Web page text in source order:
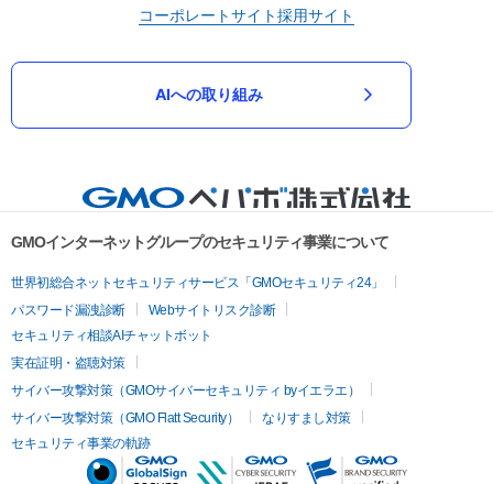
コーポレートサイト採用サイト
AIへの取り組み
GMOインターネットグループのセキュリティ事業について
世界初総合ネットセキュリティサービス「GMOセキュリティ24」
パスワード漏洩診断
Webサイトリスク診断
セキュリティ相談AIチャットボット
実在証明・盗聴対策
サイバー攻撃対策（GMOサイバーセキュリティ byイエラエ）
サイバー攻撃対策（GMO Flatt Security）
なりすまし対策
セキュリティ事業の軌跡